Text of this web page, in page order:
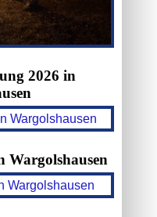
2026 in
Wargolshausen